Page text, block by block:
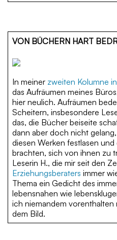
VON BÜCHERN HART
In meiner zweiten Kolumne
das Aufräumen meines
hier neulich. Aufräumen
Scheitern, insbesondere
das, die Bücher beiseite
dann aber doch nicht
diesen Werken festlasen
brachten, sich von ihnen zu
Leserin H., die mir seit den
Erziehungsberaters immer
Thema ein Gedicht des
lebensnahen wie
ich niemandem
dem Bild.